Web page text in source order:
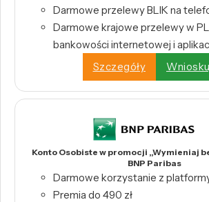
Darmowe przelewy BLIK na
Darmowe krajowe przelewy w
bankowości internetowej i
Szczegóły
Konto Osobiste w promocji „Wymieniaj
BNP Paribas
Darmowe korzystanie z
Premia do 490 zł